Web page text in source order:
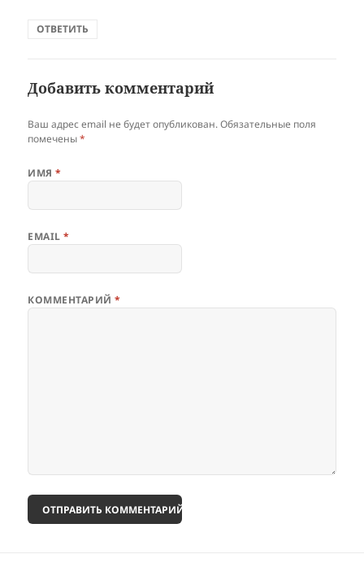
ОТВЕТИТЬ
Добавить комментарий
Ваш адрес email не будет опубликован. Обязательные поля
помечены*
ИМЯ*
EMAIL*
КОММЕНТАРИЙ*